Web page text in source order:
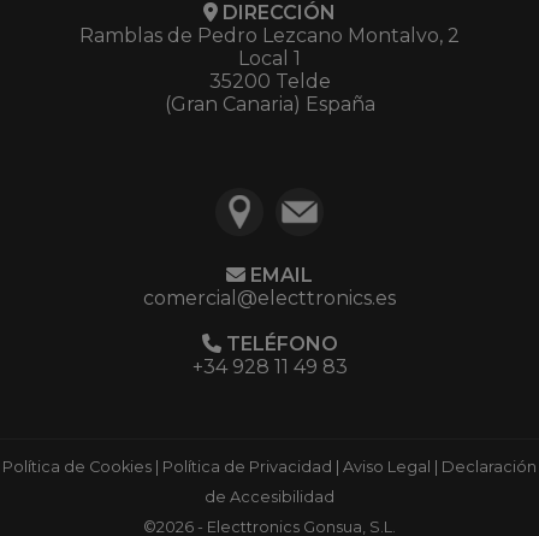
DIRECCIÓN
Ramblas de Pedro Lezcano Montalvo, 2
Local 1
35200 Telde
(Gran Canaria) España
EMAIL
comercial@electtronics.es
TELÉFONO
+34 928 11 49 83
Política de Cookies Política de Privacidad Aviso Legal
Declaración
de Accesibilidad
©2026 - Electtronics Gonsua, S.L.